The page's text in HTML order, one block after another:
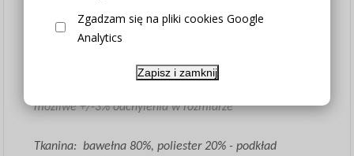
Zgadzam się na pliki cookies Google
Analytics
Zapisz i zamknij
dodatkową (wymiar zazdrostki = wymiar okna
plus zapas na marszczenie )
Zazdrostka 130cm szerokość - wysokość
możliwe +/-3% odchylenia w rozmiarze
Tkanina: bawełna 80%, poliester 20% - podkład